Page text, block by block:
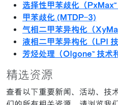
选择性甲苯歧化（PxMax℠
甲苯歧化 (MTDP-3)
气相二甲苯异构化（
液相二甲苯异构化（LPI 技
芳烃处理（Olgone™ 技术
精选资源
查看以下重要新闻、活动、技